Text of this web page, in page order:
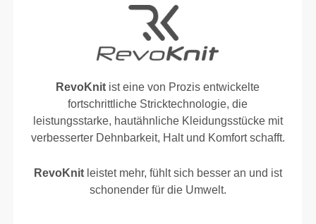
RevoKnit ist eine von Prozis entwickelte
fortschrittliche Stricktechnologie, die
leistungsstarke, hautähnliche Kleidungsstücke mit
verbesserter Dehnbarkeit, Halt und Komfort schafft.
RevoKnitleistet mehr, fühlt sich besser an und ist
schonender für die Umwelt.